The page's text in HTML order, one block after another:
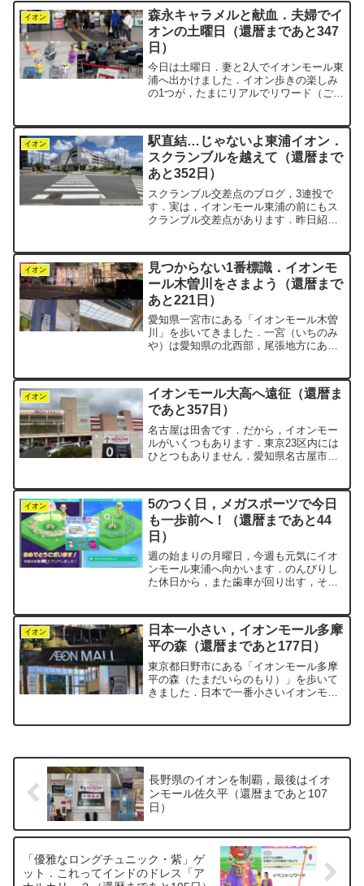
イオン
森永キャラメルと献血．夫婦でイ
オンの土曜日（還暦まであと347
日）
今日は土曜日．妻と2人でイオンモール東
浦へ出かけました．イオン歩きの楽しみ
の1つが，たまにリアルでリワード（ご褒
れば，今回のように，一般のお客さん向
けに配布されることも...
イオン
駅直結…じゃないよ東浦イオン．
スクランブルを越えて（還暦まで
あと352日）
スクランブル交差点のブログ，3連投で
す．実は，イオンモール東浦の前にもス
クランブル交差点があります．昨日紹介
の比較です．渋谷と比べてはいけません
（笑）イオンモール東浦へ...
イオン
見つからない1番標識．イオンモ
ール木曽川をさまよう（還暦まで
あと221日）
愛知県一宮市にある「イオンモール木曽
川」を歩いてきました．一宮（いちのみ
や）は愛知県の北西部，尾張地方にあっ
りでもよく知られていますね．このイオ
ンモールは1階から3階ま...
イオン
イオンモール大高へ遠征（還暦ま
であと357日）
名古屋は田舎です．だから，イオンモー
ルがいくつもあります．東京23区内には
ひとつもありません．愛知県名古屋市緑
外を歩くのは，negiにとってちょっとし
た遠征気分です．今...
イオン
5のつく日，メガスポーツで今日
も一歩前へ！（還暦まであと44
日）
週の始まりの月曜日，今週も元気にイオ
ンモール東浦へ向かいます．のんびりし
た休日から，また歯車が回り出す，そん
ん．それでも思い切りよくイオンへ向か
ってしまうのが，ウォーキン...
イオン
日本一小さい，イオンモール多摩
平の森（還暦まであと177日）
東京都日野市にある「イオンモール多摩
平の森（たまだいらのもり）」を歩いて
きました．日本で一番小さいイオンモー
長野県のイオンを制覇，最後はイオ
ンモール佐久平（還暦まであと107
日）
「優雅なロングチュニック・紫」ゲ
ット．これってインドのドレス「ア